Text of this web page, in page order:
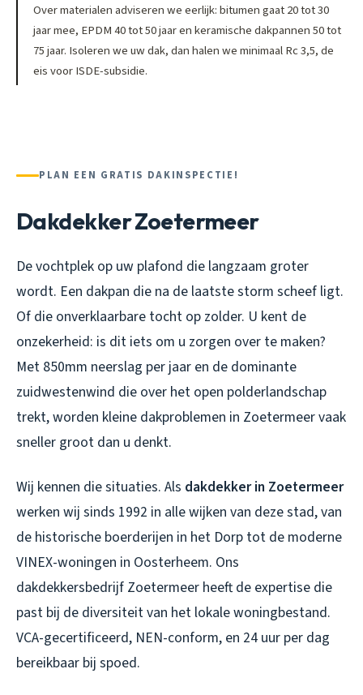
Over materialen adviseren we eerlijk: bitumen gaat 20 tot 30
jaar mee, EPDM 40 tot 50 jaar en keramische dakpannen 50 tot
75 jaar. Isoleren we uw dak, dan halen we minimaal Rc 3,5, de
eis voor ISDE-subsidie.
PLAN EEN GRATIS DAKINSPECTIE!
Dakdekker Zoetermeer
De vochtplek op uw plafond die langzaam groter
wordt. Een dakpan die na de laatste storm scheef ligt.
Of die onverklaarbare tocht op zolder. U kent de
onzekerheid: is dit iets om u zorgen over te maken?
Met 850mm neerslag per jaar en de dominante
zuidwestenwind die over het open polderlandschap
trekt, worden kleine dakproblemen in Zoetermeer vaak
sneller groot dan u denkt.
Wij kennen die situaties. Als dakdekker in Zoetermeer
werken wij sinds 1992 in alle wijken van deze stad, van
de historische boerderijen in het Dorp tot de moderne
VINEX-woningen in Oosterheem. Ons
dakdekkersbedrijf Zoetermeer heeft de expertise die
past bij de diversiteit van het lokale woningbestand.
VCA-gecertificeerd, NEN-conform, en 24 uur per dag
bereikbaar bij spoed.